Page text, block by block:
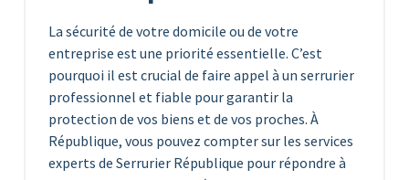
La sécurité de votre domicile ou de votre
entreprise est une priorité essentielle. C’est
pourquoi il est crucial de faire appel à un serrurier
professionnel et fiable pour garantir la
protection de vos biens et de vos proches. À
République, vous pouvez compter sur les services
experts de Serrurier République pour répondre à